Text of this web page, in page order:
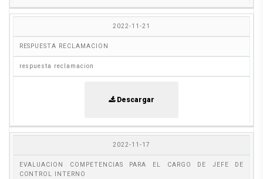
2022-11-21
RESPUESTA RECLAMACION
respuesta reclamacion
Descargar
2022-11-17
EVALUACION COMPETENCIAS PARA EL CARGO DE JEFE DE
CONTROL INTERNO